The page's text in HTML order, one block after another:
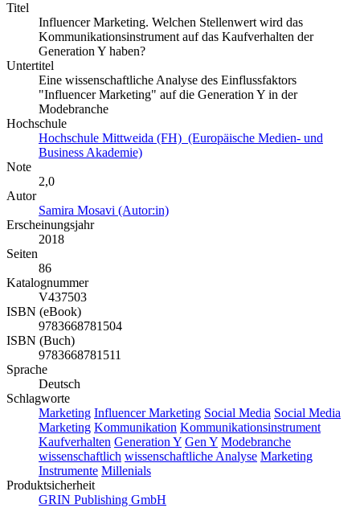
Titel
Influencer Marketing. Welchen Stellenwert wird das
Kommunikationsinstrument auf das Kaufverhalten der
Generation Y haben?
Untertitel
Eine wissenschaftliche Analyse des Einflussfaktors
"Influencer Marketing" auf die Generation Y in der
Modebranche
Hochschule
Hochschule Mittweida (FH) (Europäische Medien- und
Business Akademie)
Note
2,0
Autor
Samira Mosavi (Autor:in)
Erscheinungsjahr
2018
Seiten
86
Katalognummer
V437503
ISBN (eBook)
9783668781504
ISBN (Buch)
9783668781511
Sprache
Deutsch
Schlagworte
Marketing Influencer Marketing Social Media Social Media
Marketing Kommunikation Kommunikationsinstrument
Kaufverhalten Generation Y Gen Y Modebranche
wissenschaftlich wissenschaftliche Analyse Marketing
Instrumente Millenials
Produktsicherheit
GRIN Publishing GmbH